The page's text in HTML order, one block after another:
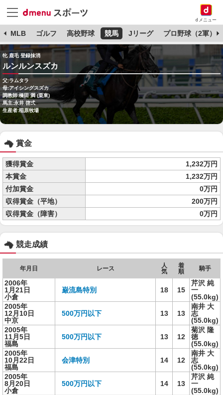
dメニュー
MLB ゴルフ 高校野球 競馬 Jリーグ プロ野球（2軍）
牝 鹿毛 登録抹消
ルンルンスズカ
父:ラムタラ
母:アイシングスズカ
調教師:橋田 満 (栗東)
馬主:永井 啓弍
生産者:稲原牧場
賞金
獲得賞金
1,232万円
本賞金
1,232万円
付加賞金
0万円
収得賞金（平地）
200万円
収得賞金（障害）
0万円
競走成績
年月日 レース
人
気
着
順
騎手
2006年
1月21日
小倉
巌流島特別 18 15
芹沢 純
一
(55.0kg)
2005年
12月10日
中京
500万円以下 13 13
南井 大
志
(55.0kg)
2005年
11月5日
福島
500万円以下 13 12
菊沢 隆
徳
(55.0kg)
2005年
10月22日
福島
会津特別 14 12
南井 大
志
(55.0kg)
2005年
8月20日
小倉
500万円以下 14 13
芹沢 純
一
(55.0kg)